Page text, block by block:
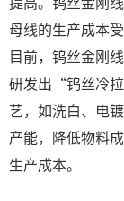
母线的生产成本
目前，钨丝金刚
研发出“钨丝冷
艺，如洗白、电
产能，降低物料
生产成本。